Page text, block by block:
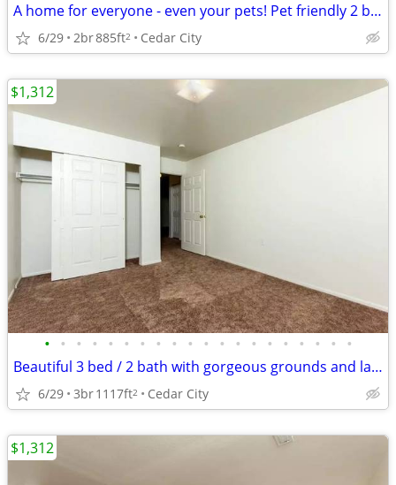
A home for everyone - even your pets! Pet friendly 2 bed / 1 bath!
6/29 2br885ft2 Cedar City
• • • • • • • • • • • • • • • • • • • •
Beautiful 3 bed / 2 bath with gorgeous grounds and landscaping
6/29 3br1117ft2 Cedar City
$1,312
$1,312